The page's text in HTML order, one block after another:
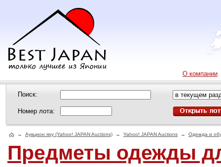
О компании
Поиск:
Номер лота:
→ Аукцион яху (Yahoo! JAPAN Auctions) → Yahoo! JAPAN Auctions → Одежда и
Предметы одежды